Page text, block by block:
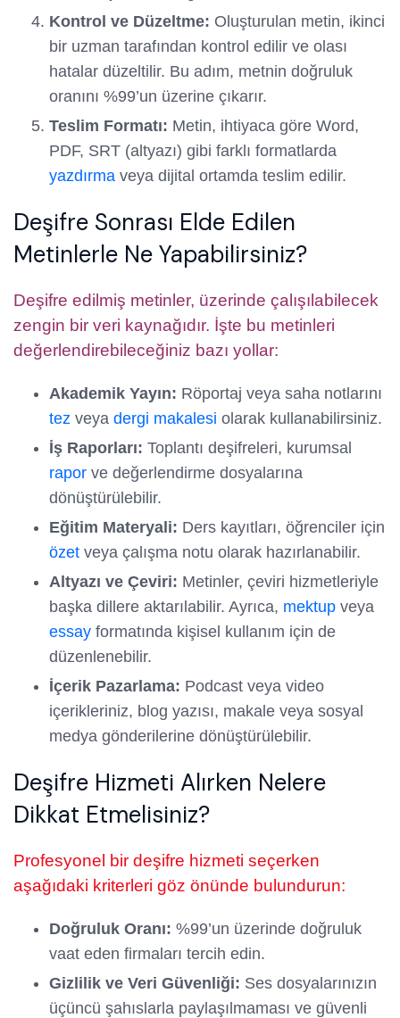
Kontrol ve Düzeltme: Oluşturulan metin, ikinci
bir uzman tarafından kontrol edilir ve olası
hatalar düzeltilir. Bu adım, metnin doğruluk
oranını %99’un üzerine çıkarır.
Teslim Formatı: Metin, ihtiyaca göre Word,
PDF, SRT (altyazı) gibi farklı formatlarda
yazdırma veya dijital ortamda teslim edilir.
Deşifre Sonrası Elde Edilen
Metinlerle Ne Yapabilirsiniz?
Deşifre edilmiş metinler, üzerinde çalışılabilecek
zengin bir veri kaynağıdır. İşte bu metinleri
değerlendirebileceğiniz bazı yollar:
Akademik Yayın: Röportaj veya saha notlarını
tez veya dergi makalesi olarak kullanabilirsiniz.
İş Raporları: Toplantı deşifreleri, kurumsal
rapor ve değerlendirme dosyalarına
dönüştürülebilir.
Eğitim Materyali: Ders kayıtları, öğrenciler için
özet veya çalışma notu olarak hazırlanabilir.
Altyazı ve Çeviri: Metinler, çeviri hizmetleriyle
başka dillere aktarılabilir. Ayrıca, mektup veya
essay formatında kişisel kullanım için de
düzenlenebilir.
İçerik Pazarlama: Podcast veya video
içerikleriniz, blog yazısı, makale veya sosyal
medya gönderilerine dönüştürülebilir.
Deşifre Hizmeti Alırken Nelere
Dikkat Etmelisiniz?
Profesyonel bir deşifre hizmeti seçerken
aşağıdaki kriterleri göz önünde bulundurun:
Doğruluk Oranı: %99’un üzerinde doğruluk
vaat eden firmaları tercih edin.
Gizlilik ve Veri Güvenliği: Ses dosyalarınızın
üçüncü şahıslarla paylaşılmaması ve güvenli